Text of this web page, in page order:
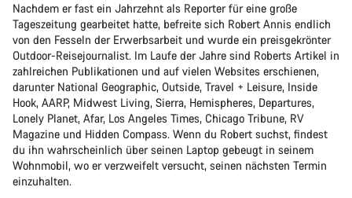
Nachdem er fast ein Jahrzehnt als Reporter für eine große
Tageszeitung gearbeitet hatte, befreite sich Robert Annis endlich
von den Fesseln der Erwerbsarbeit und wurde ein preisgekrönter
Outdoor-Reisejournalist. Im Laufe der Jahre sind Roberts Artikel in
zahlreichen Publikationen und auf vielen Websites erschienen,
darunter National Geographic, Outside, Travel + Leisure, Inside
Hook, AARP, Midwest Living, Sierra, Hemispheres, Departures,
Lonely Planet, Afar, Los Angeles Times, Chicago Tribune, RV
Magazine und Hidden Compass. Wenn du Robert suchst, findest
du ihn wahrscheinlich über seinen Laptop gebeugt in seinem
Wohnmobil, wo er verzweifelt versucht, seinen nächsten Termin
einzuhalten.